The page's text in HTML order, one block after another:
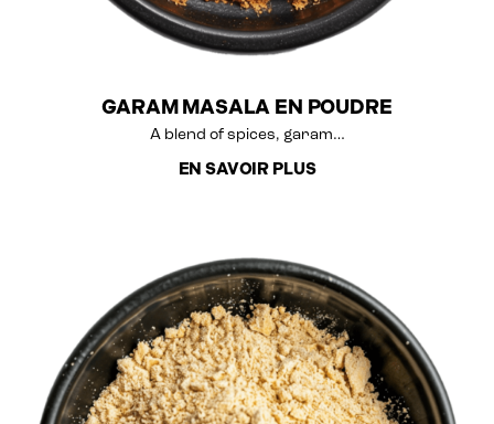
GARAM MASALA EN POUDRE
A blend of spices, garam…
EN SAVOIR PLUS